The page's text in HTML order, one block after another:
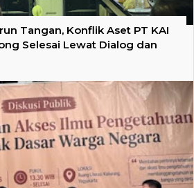
Tangan, Konflik Aset PT KAI
Selesai Lewat Dialog dan